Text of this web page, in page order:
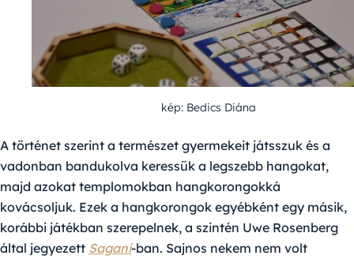
kép: Bedics Diána
A történet szerint a természet gyermekeit játsszuk és a
vadonban bandukolva keressük a legszebb hangokat,
majd azokat templomokban hangkorongokká
kovácsoljuk. Ezek a hangkorongok egyébként egy másik,
korábbi játékban szerepelnek, a szintén Uwe Rosenberg
által jegyezett Sagani-ban. Sajnos nekem nem volt